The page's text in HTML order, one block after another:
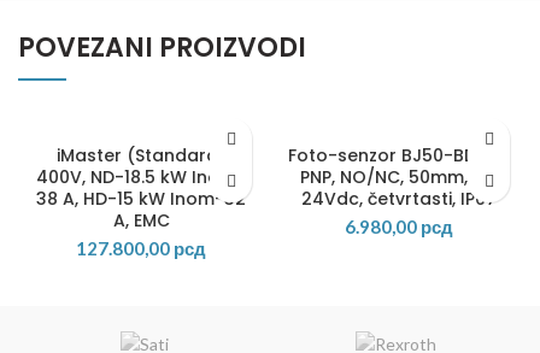
POVEZANI PROIZVODI
iMaster (Standard)
400V, ND-18.5 kW Inom-
38 A, HD-15 kW Inom-32
A, EMC
127.800,00 рсд
Foto-senzor BJ50-BDT-P,
PNP, NO/NC, 50mm, 12-
24Vdc, četvrtasti, IP67
6.980,00 рсд